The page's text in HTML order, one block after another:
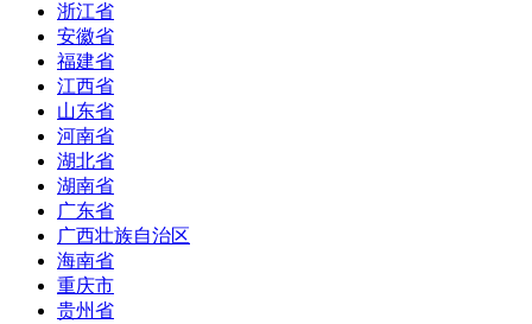
浙江省
安徽省
福建省
江西省
山东省
河南省
湖北省
湖南省
广东省
广西壮族自治区
海南省
重庆市
贵州省